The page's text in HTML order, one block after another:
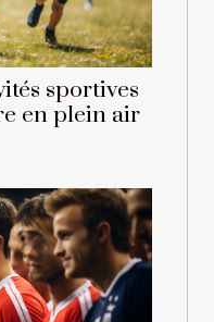
sportives
en plein air